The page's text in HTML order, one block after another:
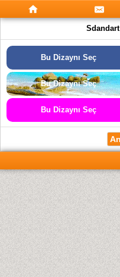
Bu Dizaynı Seç
Bu Dizaynı Seç
Bu Dizaynı Seç